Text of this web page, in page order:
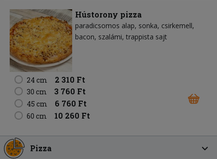
Hústorony pizza
paradicsomos alap sonka csirkemell
bacon szalámi trappista sajt
24 cm 2 310 Ft
30 cm 3 760 Ft
45 cm 6 760 Ft
60 cm 10 260 Ft
Pizza